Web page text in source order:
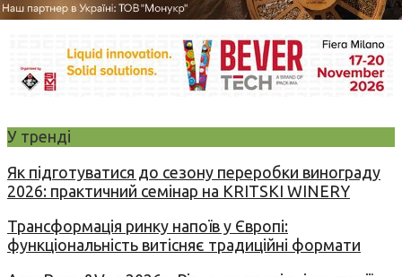
У тренді
Як підготуватися до сезону переробки винограду
2026: практичний семінар на KRITSKI WINERY
Трансформація ринку напоїв у Європі:
функціональність витісняє традиційні формати